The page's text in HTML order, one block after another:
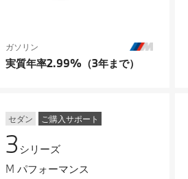
ガソリン
実質年率2.99%（3年まで）
セダン ご購入サポート
3 シリーズ
M パフォーマンス